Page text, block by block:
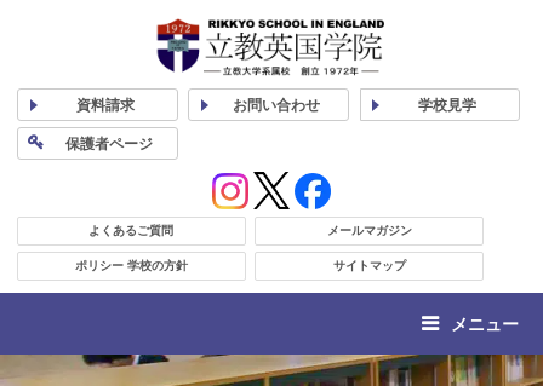
資料請求 お問い合わせ 学校見学
保護者ページ
よくあるご質問 メールマガジン
ポリシー 学校の方針 サイトマップ
メニュー